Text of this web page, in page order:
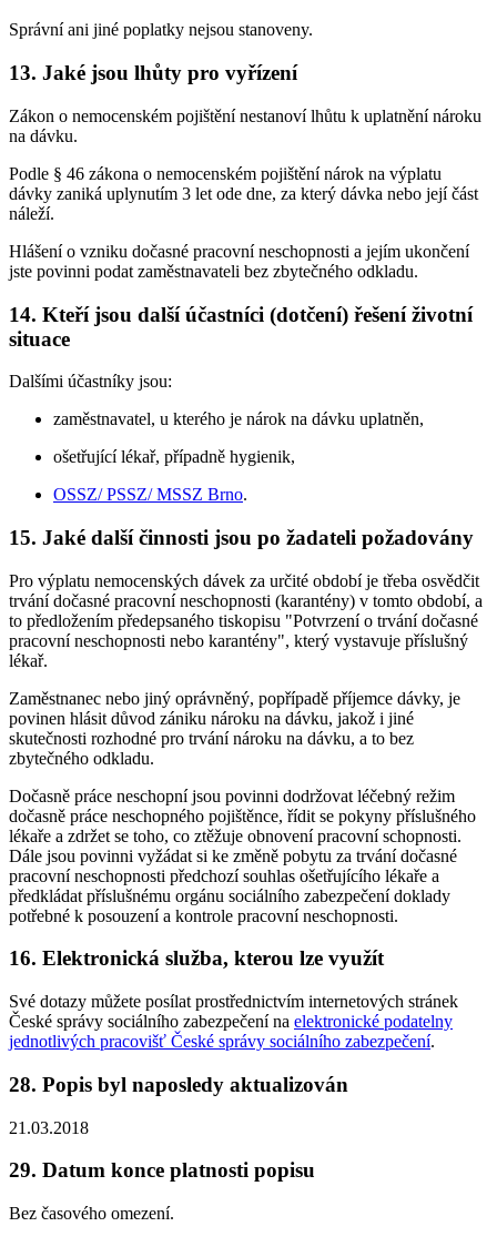
Správní ani jiné poplatky nejsou stanoveny.
13. Jaké jsou lhůty pro vyřízení
Zákon o nemocenském pojištění nestanoví lhůtu k uplatnění nároku
na dávku.
Podle § 46 zákona o nemocenském pojištění nárok na výplatu
dávky zaniká uplynutím 3 let ode dne, za který dávka nebo její část
náleží.
Hlášení o vzniku dočasné pracovní neschopnosti a jejím ukončení
jste povinni podat zaměstnavateli bez zbytečného odkladu.
14. Kteří jsou další účastníci (dotčení) řešení životní
situace
Dalšími účastníky jsou:
zaměstnavatel, u kterého je nárok na dávku uplatněn,
ošetřující lékař, případně hygienik,
OSSZ/ PSSZ/ MSSZ Brno.
15. Jaké další činnosti jsou po žadateli požadovány
Pro výplatu nemocenských dávek za určité období je třeba osvědčit
trvání dočasné pracovní neschopnosti (karantény) v tomto období, a
to předložením předepsaného tiskopisu "Potvrzení o trvání dočasné
pracovní neschopnosti nebo karantény", který vystavuje příslušný
lékař.
Zaměstnanec nebo jiný oprávněný, popřípadě příjemce dávky, je
povinen hlásit důvod zániku nároku na dávku, jakož i jiné
skutečnosti rozhodné pro trvání nároku na dávku, a to bez
zbytečného odkladu.
Dočasně práce neschopní jsou povinni dodržovat léčebný režim
dočasně práce neschopného pojištěnce, řídit se pokyny příslušného
lékaře a zdržet se toho, co ztěžuje obnovení pracovní schopnosti.
Dále jsou povinni vyžádat si ke změně pobytu za trvání dočasné
pracovní neschopnosti předchozí souhlas ošetřujícího lékaře a
předkládat příslušnému orgánu sociálního zabezpečení doklady
potřebné k posouzení a kontrole pracovní neschopnosti.
16. Elektronická služba, kterou lze využít
Své dotazy můžete posílat prostřednictvím internetových stránek
České správy sociálního zabezpečení na elektronické podatelny
jednotlivých pracovišť České správy sociálního zabezpečení.
28. Popis byl naposledy aktualizován
21.03.2018
29. Datum konce platnosti popisu
Bez časového omezení.